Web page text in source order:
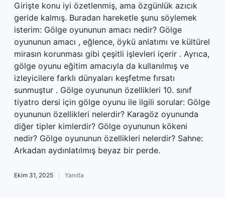
Girişte konu iyi özetlenmiş, ama özgünlük azıcık
geride kalmış. Buradan hareketle şunu söylemek
isterim: Gölge oyununun amacı nedir? Gölge
oyununun amacı , eğlence, öykü anlatımı ve kültürel
mirasın korunması gibi çeşitli işlevleri içerir . Ayrıca,
gölge oyunu eğitim amacıyla da kullanılmış ve
izleyicilere farklı dünyaları keşfetme fırsatı
sunmuştur . Gölge oyununun özellikleri 10. sınıf
tiyatro dersi için gölge oyunu ile ilgili sorular: Gölge
oyununun özellikleri nelerdir? Karagöz oyununda
diğer tipler kimlerdir? Gölge oyununun kökeni
nedir? Gölge oyununun özellikleri nelerdir? Sahne:
Arkadan aydınlatılmış beyaz bir perde.
Ekim 31, 2025 Yanıtla